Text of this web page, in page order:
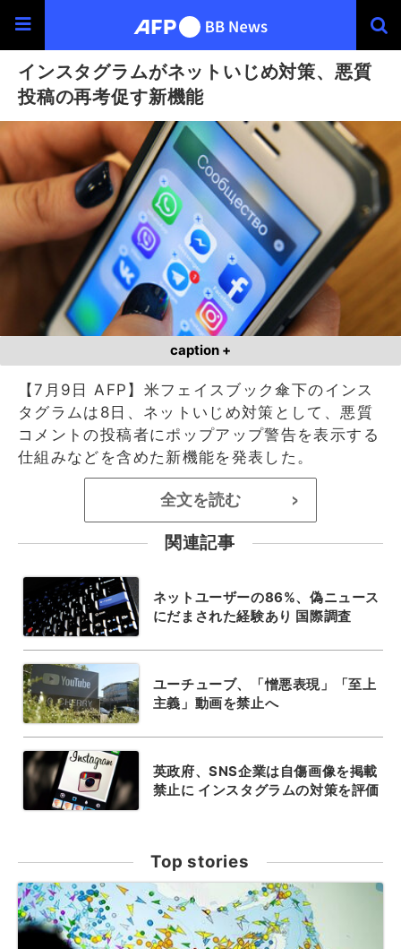
インスタグラムがネットいじめ対策、悪質
投稿の再考促す新機能
caption +
【7月9日 AFP】米フェイスブック傘下のインス
タグラムは8日、ネットいじめ対策として、悪質
コメントの投稿者にポップアップ警告を表示する
仕組みなどを含めた新機能を発表した。
全文を読む >
関連記事
ネットユーザーの86%、偽ニュース
にだまされた経験あり 国際調査
ユーチューブ、「憎悪表現」「至上
主義」動画を禁止へ
英政府、SNS企業は自傷画像を掲載
禁止に インスタグラムの対策を評価
Top stories